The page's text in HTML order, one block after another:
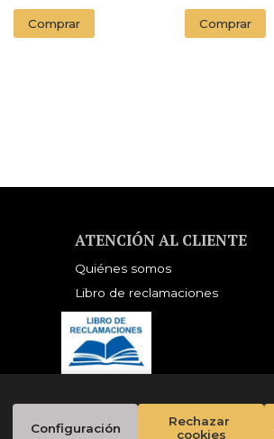
Comprar Comprar
ATENCIÓN AL CLIENTE
Quiénes somos
Libro de reclamaciones
Configuración
Rechazar
cookies